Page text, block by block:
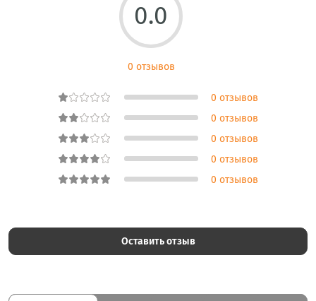
0.0
0 отзывов
0 отзывов
0 отзывов
0 отзывов
0 отзывов
0 отзывов
Оставить отзыв